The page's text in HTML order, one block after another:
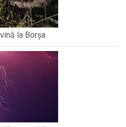
la Borșa